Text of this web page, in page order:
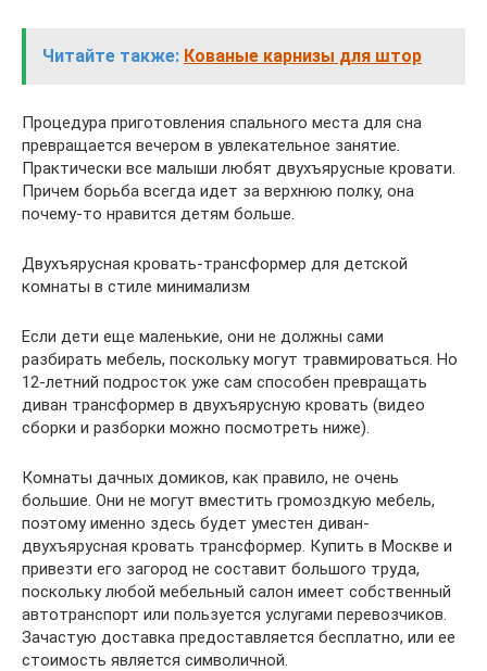
Читайте также: Кованые карнизы для штор
Процедура приготовления спального места для сна
превращается вечером в увлекательное занятие.
Практически все малыши любят двухъярусные кровати.
Причем борьба всегда идет за верхнюю полку, она
почему-то нравится детям больше.
Двухъярусная кровать-трансформер для детской
комнаты в стиле минимализм
Если дети еще маленькие, они не должны сами
разбирать мебель, поскольку могут травмироваться. Но
12-летний подросток уже сам способен превращать
диван трансформер в двухъярусную кровать (видео
сборки и разборки можно посмотреть ниже).
Комнаты дачных домиков, как правило, не очень
большие. Они не могут вместить громоздкую мебель,
поэтому именно здесь будет уместен диван-
двухъярусная кровать трансформер. Купить в Москве и
привезти его загород не составит большого труда,
поскольку любой мебельный салон имеет собственный
автотранспорт или пользуется услугами перевозчиков.
Зачастую доставка предоставляется бесплатно, или ее
стоимость является символичной.